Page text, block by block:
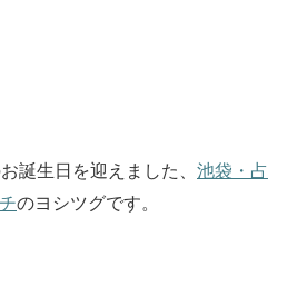
誕生日を迎えました、 池袋・占
のヨシツグです。